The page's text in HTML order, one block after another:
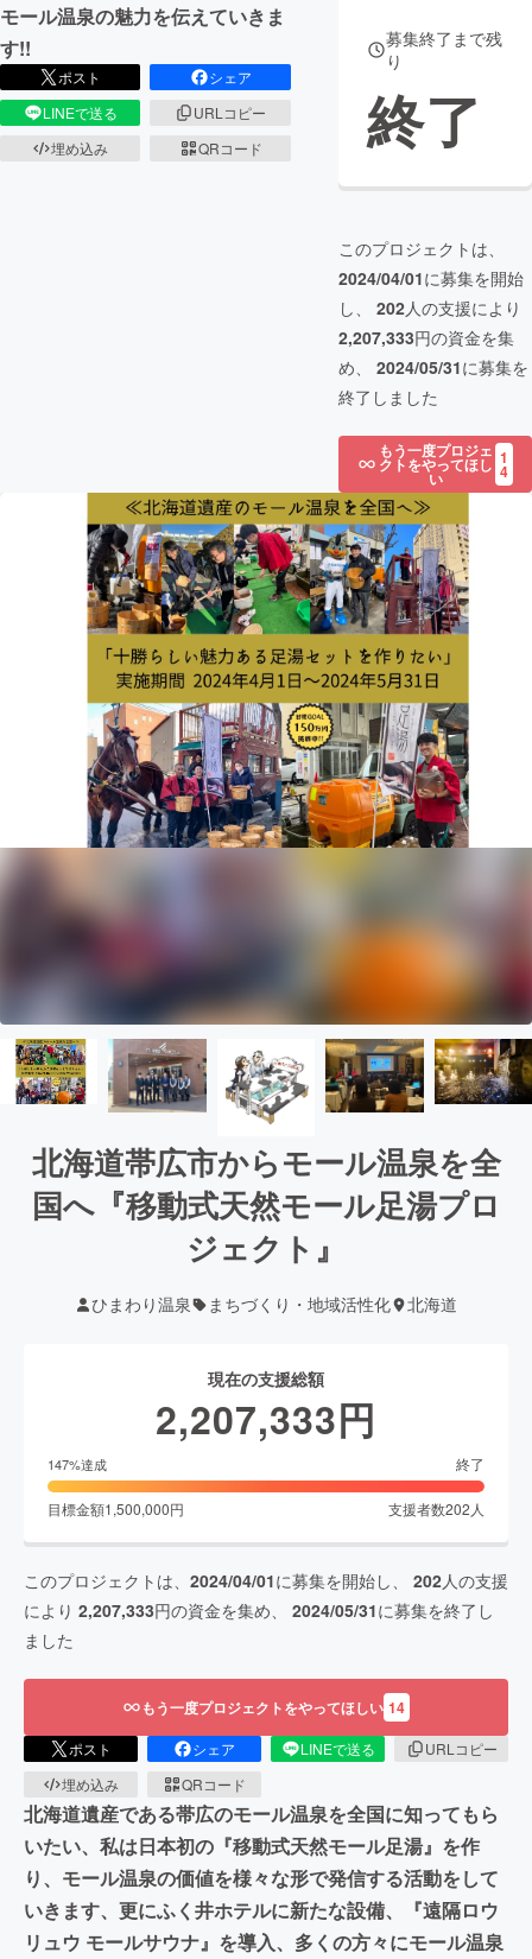
モール温泉の魅力を伝えていきま
す!!
ポスト
シェア
LINEで送る
URLコピー
埋め込み
QRコード
募集終了まで残
り
終了
このプロジェクトは、
2024/04/01に募集を開始
し、 202人の支援により
2,207,333円の資金を集
め、 2024/05/31に募集を
終了しました
もう一度プロジェ
クトをやってほし
い
1
4
北海道帯広市からモール温泉を全
国へ『移動式天然モール足湯プロ
ジェクト』
ひまわり温泉 まちづくり・地域活性化 北海道
現在の支援総額
2,207,333円
147%達成 終了
目標金額1,500,000円 支援者数202 人
このプロジェクトは、 2024/04/01に募集を開始し、 202人の支援
により 2,207,333円の資金を集め、 2024/05/31に募集を終了し
ました
もう一度プロジェクトをやってほしい 14
ポスト シェア LINEで送る
URLコピー
埋め込み
QRコード
北海道遺産である帯広のモール温泉を全国に知ってもら
いたい、私は日本初の『移動式天然モール足湯』を作
り、モール温泉の価値を様々な形で発信する活動をして
いきます、更にふく井ホテルに新たな設備、『遠隔ロウ
リュウ モールサウナ』を導入、多くの方々にモール温泉